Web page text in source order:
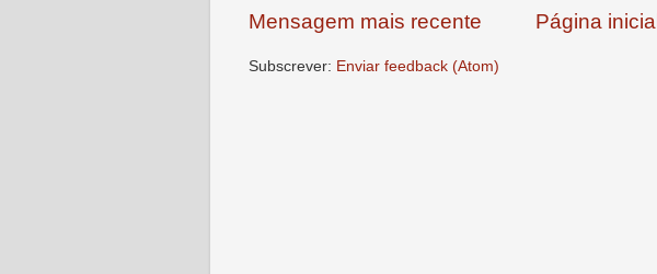
Mensagem mais recente Página inicial
Subscrever: Enviar feedback (Atom)